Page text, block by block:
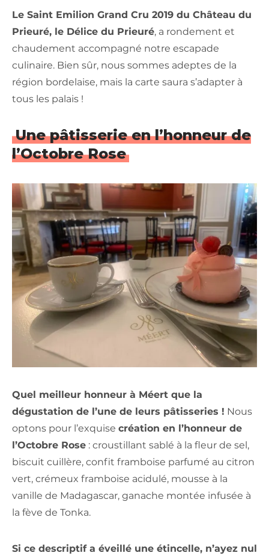
Le Saint Emilion Grand Cru 2019 du Château du
Prieuré, le Délice du Prieuré, a rondement et
chaudement accompagné notre escapade
culinaire. Bien sûr, nous sommes adeptes de la
région bordelaise, mais la carte saura s’adapter à
tous les palais !
Une pâtisserie en l’honneur de
l’Octobre Rose
Quel meilleur honneur à Méert que la
dégustation de l’une de leurs pâtisseries ! Nous
optons pour l’exquise création en l’honneur de
l’Octobre Rose : croustillant sablé à la fleur de sel,
biscuit cuillère, confit framboise parfumé au citron
vert, crémeux framboise acidulé, mousse à la
vanille de Madagascar, ganache montée infusée à
la fève de Tonka.
Si ce descriptif a éveillé une étincelle, n’ayez nul